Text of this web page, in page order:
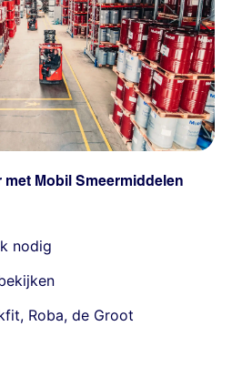
Mobil Smeermiddelen
nodig
, Roba,de Groot